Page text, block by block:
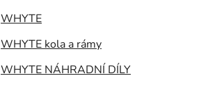
WHYTE
WHYTE kola a rámy
WHYTE NÁHRADNÍ DÍLY